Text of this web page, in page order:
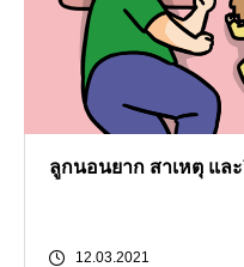
ลูกนอนยาก สาเหตุ แล
12.03.2021